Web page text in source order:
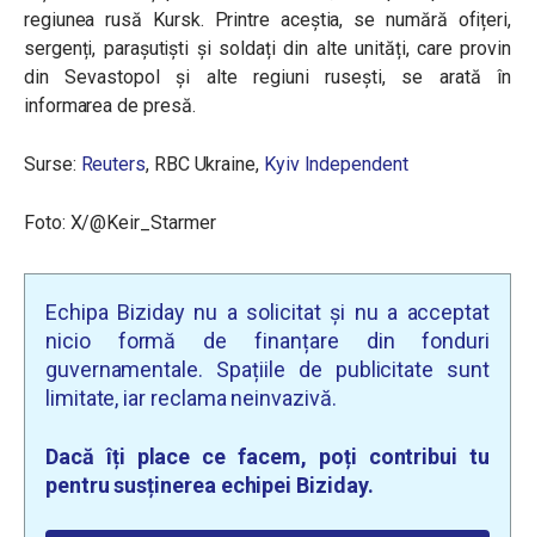
regiunea rusă Kursk. Printre aceștia, se numără ofițeri,
sergenți, parașutiști și soldați din alte unități, care provin
din Sevastopol și alte regiuni rusești, se arată în
informarea de presă.
Surse: Reuters, RBC Ukraine, Kyiv Independent
Foto: X/@Keir_Starmer
Echipa Biziday nu a solicitat și nu a acceptat
nicio formă de finanțare din fonduri
guvernamentale. Spațiile de publicitate sunt
limitate, iar reclama neinvazivă.
Dacă îți place ce facem, poți contribui tu
pentru susținerea echipei Biziday.